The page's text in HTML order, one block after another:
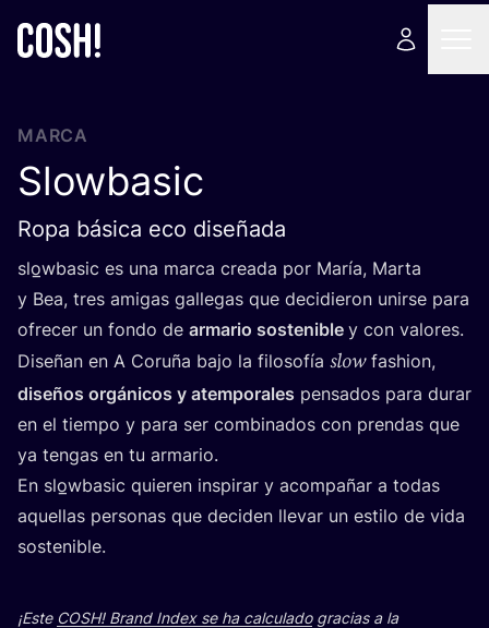
MARCA
Slowbasic
Ropa básica eco diseñada
slo̲wbasic es una mar­ca crea­da por María, Mar­ta
y Bea, tres ami­gas galle­gas que deci­die­ron unir­se para
ofre­cer un fon­do de arma­rio sos­te­ni­ble y con valores.
Dise­ñan en A Coru­ña bajo la filo­so­fía slowfashion,
dise­ños orgá­ni­cos y atem­po­ra­les pen­sa­dos para durar
en el tiem­po y para ser com­bi­na­dos con pren­das que
ya ten­gas en tu armario.
En slo̲wbasic quie­ren ins­pi­rar y acom­pa­ñar a todas
aque­llas per­so­nas que deci­den lle­var un esti­lo de vida
sostenible.
¡Este COSH! Brand Index se ha cal­cu­la­dogra­cias a la